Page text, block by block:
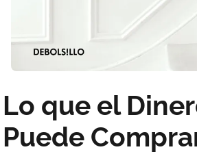
Lo que el
Puede